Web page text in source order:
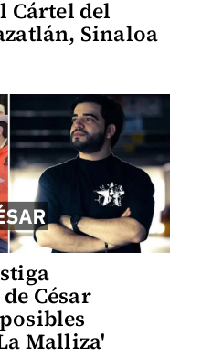
Cártel del
Sinaloa
César
Malliza'